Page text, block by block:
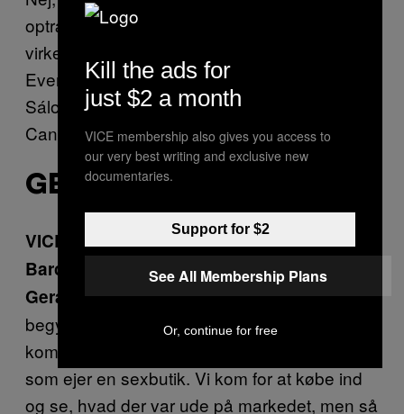
optrædenerne. Der er en performer, jeg
virkelig godt kan lide – han hedder Brent
Everett. Jeg tror nu ikke, han kommer til
Sálon Erótico de Barcelona, for han er fra
Canada. Det er nok lidt besværligt.
GERARDO, 61 ÅR
VICE: Er du stamgæst på Sálon Erótico de
Barcelona?
Gerardo:Ja, jeg har været med, siden det
begyndte for mange år siden. Jeg plejede at
komme for sjov sammen med nogle venner,
som ejer en sexbutik. Vi kom for at købe ind
og se, hvad der var ude på markedet, men så
Kill the ads for
just $2 a month
VICE membership also gives you access to
our very best writing and exclusive new
documentaries.
Support for $2
See All Membership Plans
Or, continue for free